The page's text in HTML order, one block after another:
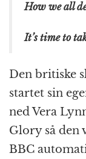
How we all
It’s time to
Den britiske
startet sin
ned Vera
Glory så den
BBC